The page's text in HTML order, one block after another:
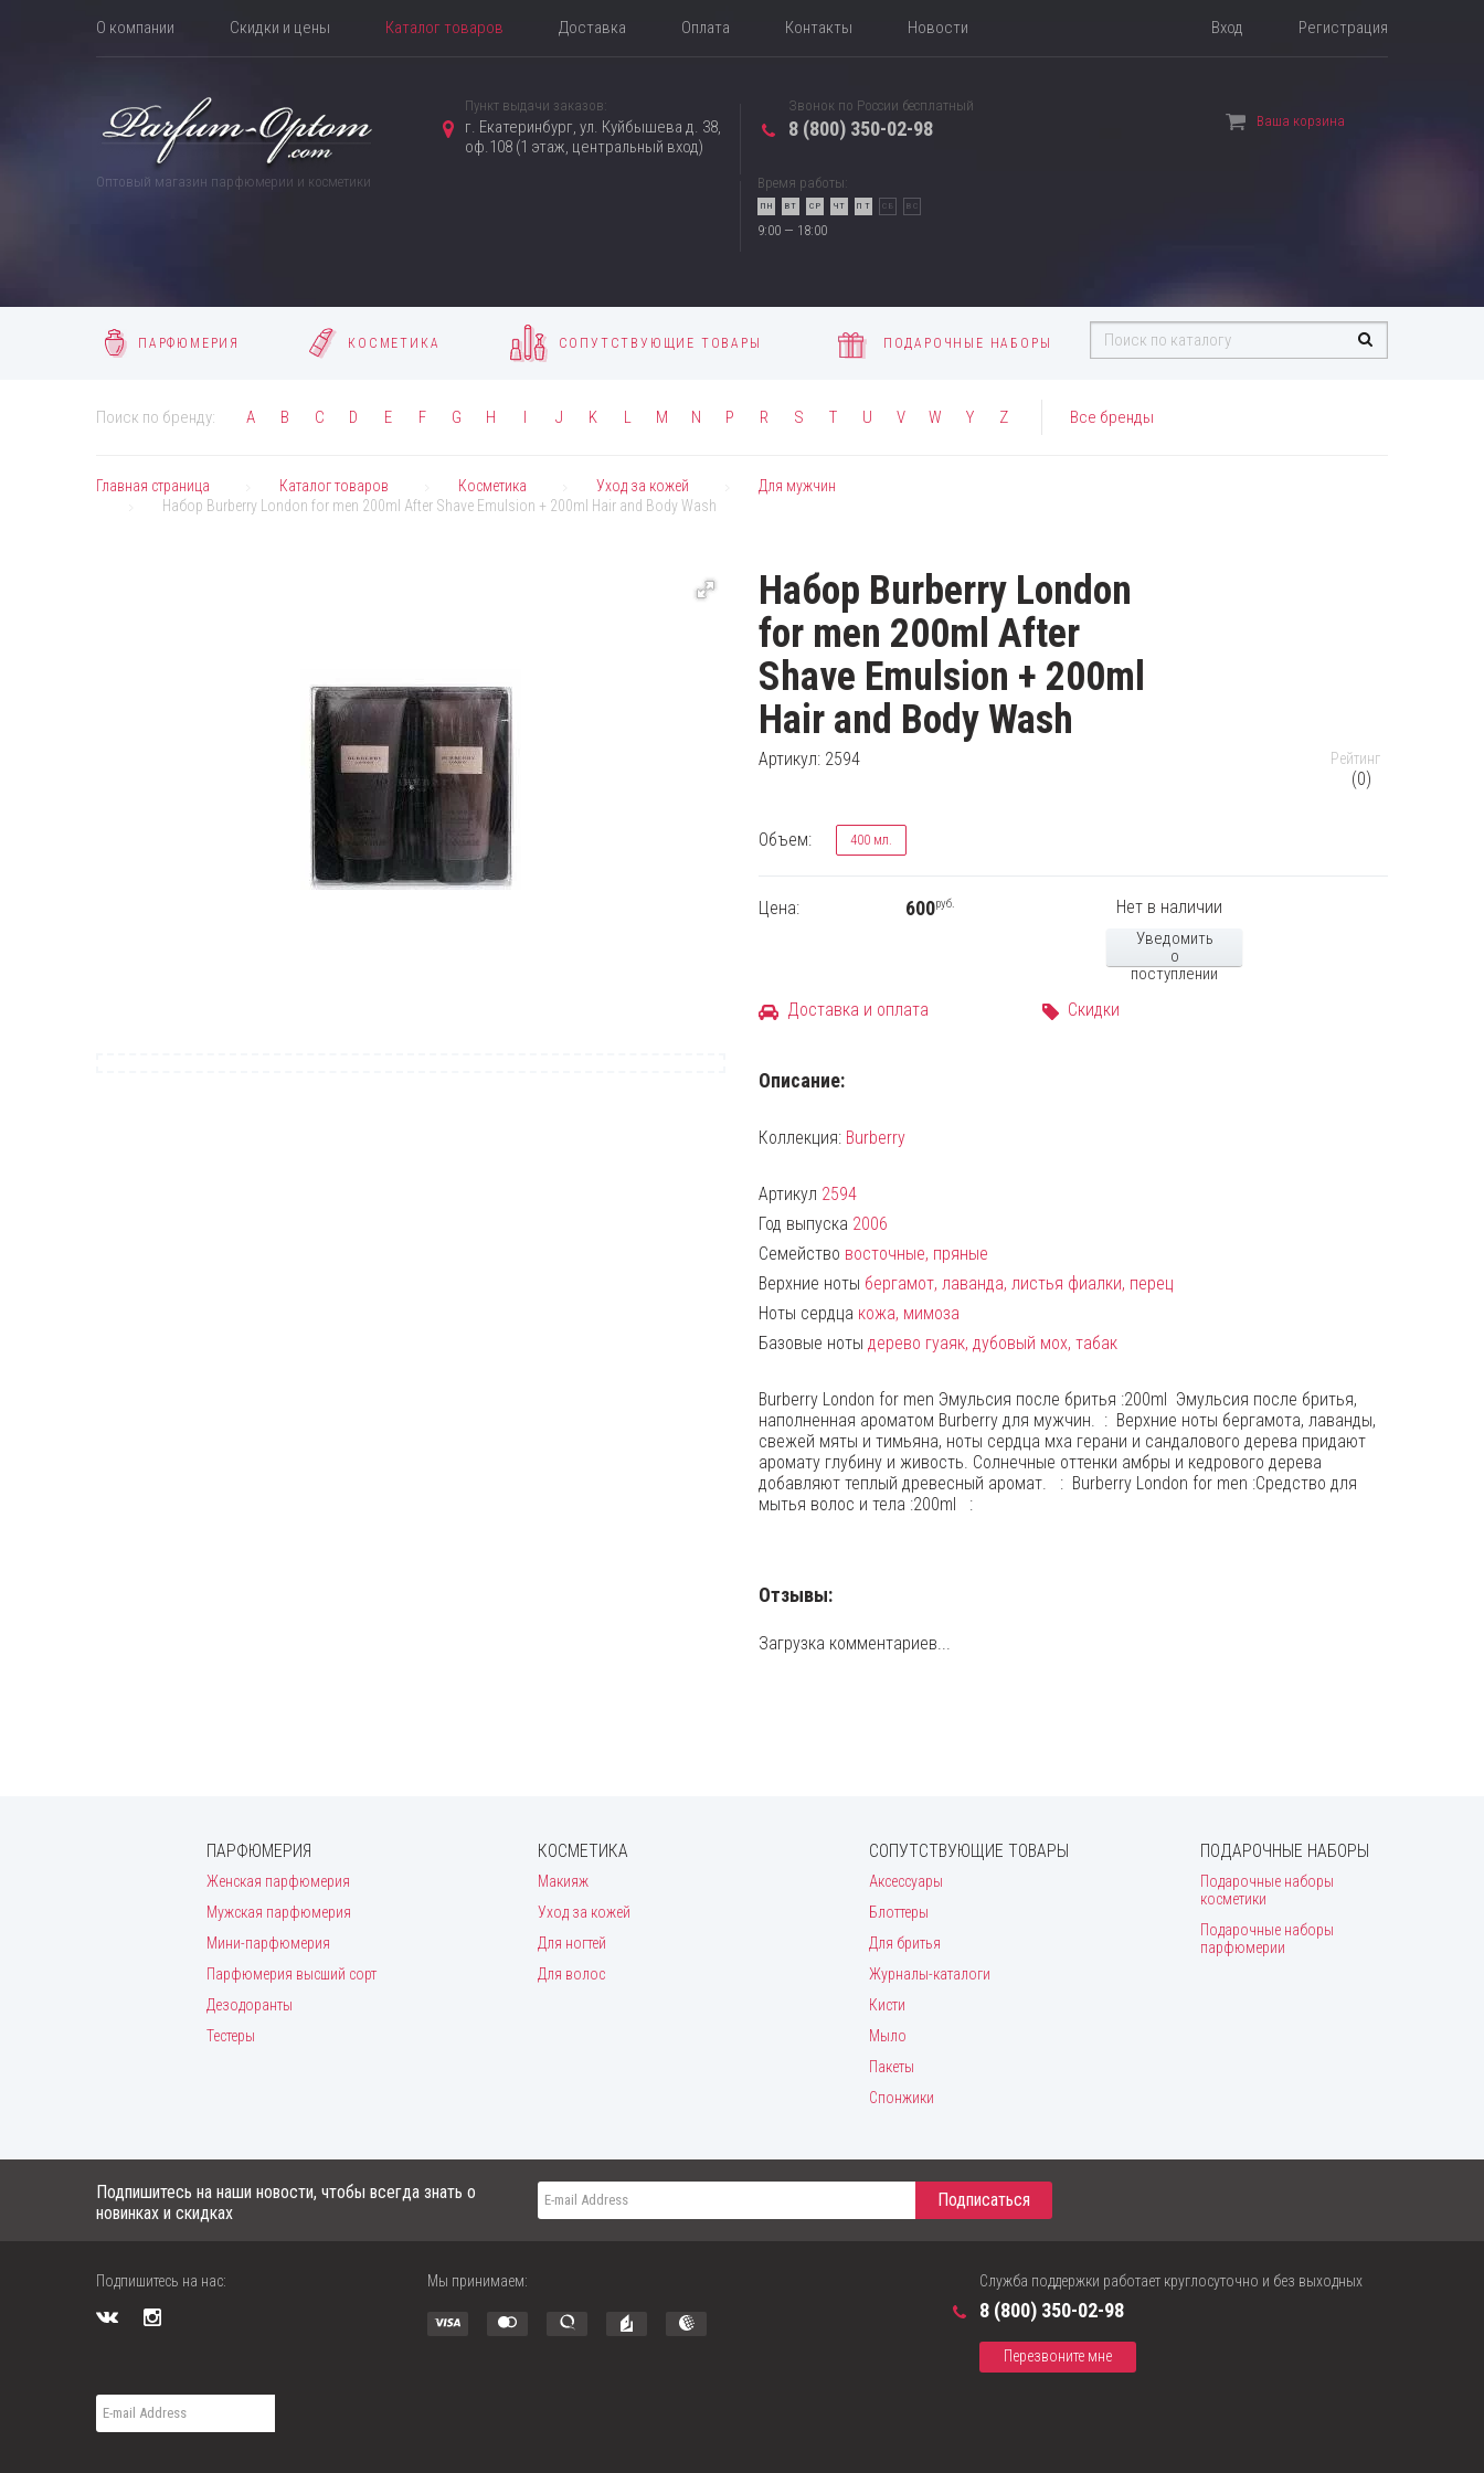
О компании Скидки и цены Каталог товаров Доставка Оплата Контакты Новости Вход Регистрация
Оптовый магазин парфюмерии и косметики
Пункт выдачи заказов:
г. Екатеринбург, ул. Куйбышева д. 38,
оф.108 (1 этаж, центральный вход)
Звонок по России бесплатный
8 (800) 350-02-98
Время работы:
ПН ВТ СР ЧТ ПТ
9:00 — 18:00
СБ ВС
Ваша корзина
ПАРФЮМЕРИЯ КОСМЕТИКА СОПУТСТВУЮЩИЕ ТОВАРЫ ПОДАРОЧНЫЕ НАБОРЫ
Поиск по бренду: A B C D E F G H I J K L M N P R S T U V W Y Z Все бренды
Главная страница Каталог товаров Косметика Уход за кожей
Для мужчин
Набор Burberry London for men 200ml After Shave Emulsion + 200ml Hair and Body Wash
Набор Burberry London
for men 200ml After
Shave Emulsion + 200ml
Hair and Body Wash
Артикул: 2594 Рейтинг
(0)
Объем: 400 мл.
Цена: 600руб. Нет в наличии
Уведомить
о
поступлении
Доставка и оплата Скидки
Описание:
Коллекция: Burberry
Артикул 2594
Год выпуска 2006
Семейство восточные, пряные
Верхние ноты бергамот, лаванда, листья фиалки, перец
Ноты сердца кожа, мимоза
Базовые ноты дерево гуаяк, дубовый мох, табак
Burberry London for men Эмульсия после бритья :200ml Эмульсия после бритья,
наполненная ароматом Burberry для мужчин. : Верхние ноты бергамота, лаванды,
свежей мяты и тимьяна, ноты сердца мха герани и сандалового дерева придают
аромату глубину и живость. Солнечные оттенки амбры и кедрового дерева
добавляют теплый древесный аромат. : Burberry London for men :Средство для
мытья волос и тела :200ml :
Отзывы:
Загрузка комментариев...
ПАРФЮМЕРИЯ
Женская парфюмерия
Мужская парфюмерия
Мини-парфюмерия
Парфюмерия высший сорт
Дезодоранты
Тестеры
КОСМЕТИКА
Макияж
Уход за кожей
Для ногтей
Для волос
СОПУТСТВУЮЩИЕ ТОВАРЫ
Аксессуары
Блоттеры
Для бритья
Журналы-каталоги
Кисти
Мыло
Пакеты
Спонжики
ПОДАРОЧНЫЕ НАБОРЫ
Подарочные наборы
косметики
Подарочные наборы
парфюмерии
Подпишитесь на наши новости, чтобы всегда знать о
новинках и скидках
Подпишитесь на нас: Мы принимаем: Служба поддержки работает круглосуточно и без выходных
8 (800) 350-02-98
Перезвоните мне